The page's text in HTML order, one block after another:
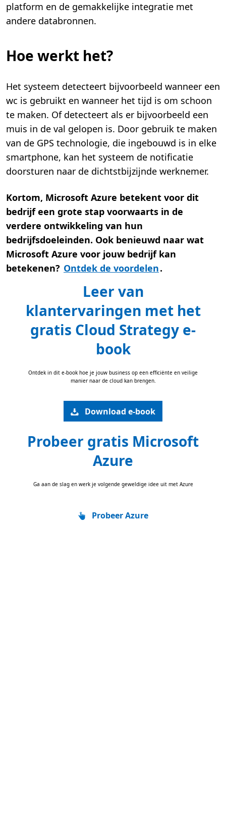
platform en de gemakkelijke integratie met
andere databronnen.
Hoe werkt het?
Het systeem detecteert bijvoorbeeld wanneer een
wc is gebruikt en wanneer het tijd is om schoon
te maken. Of detecteert als er bijvoorbeeld een
muis in de val gelopen is. Door gebruik te maken
van de GPS technologie, die ingebouwd is in elke
smartphone, kan het systeem de notificatie
doorsturen naar de dichtstbijzijnde werknemer.
Kortom, Microsoft Azure betekent voor dit
bedrijf een grote stap voorwaarts in de
verdere ontwikkeling van hun
bedrijfsdoeleinden. Ook benieuwd naar wat
Microsoft Azure voor jouw bedrijf kan
betekenen? Ontdek de voordelen.
Leer van
klantervaringen met het
gratis Cloud Strategy e-
book
Ontdek in dit e-book hoe je jouw business op een efficiënte en veilige
manier naar de cloud kan brengen.
Download e-book
Probeer gratis Microsoft
Azure
Ga aan de slag en werk je volgende geweldige idee uit met Azure
Probeer Azure